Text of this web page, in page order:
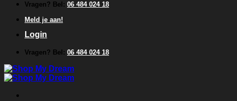
Vragen? Bel: 06 484 024 18
Meld je aan!
Login
Vragen? Bel: 06 484 024 18